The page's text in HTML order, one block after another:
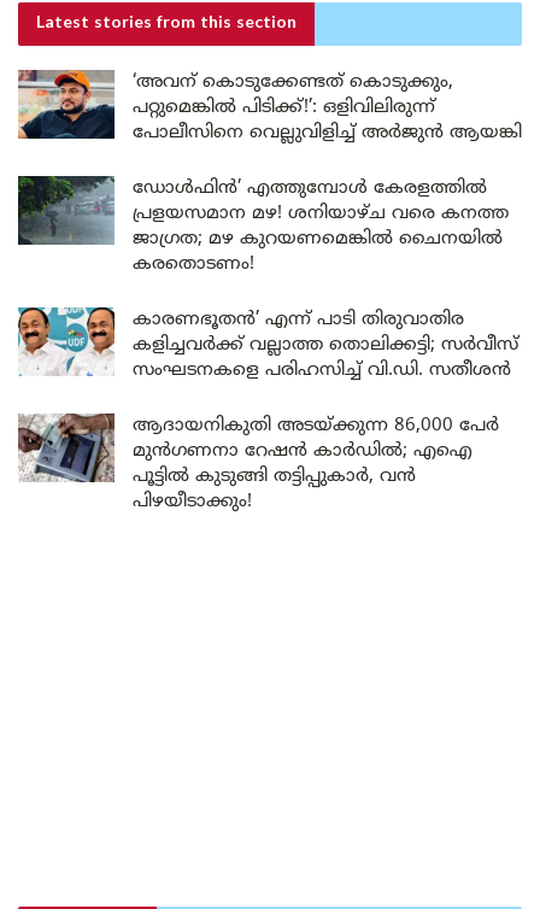
Latest stories from this section
‘അവന് കൊടുക്കേണ്ടത് കൊടുക്കും,
പറ്റുമെങ്കിൽ പിടിക്ക്!’: ഒളിവിലിരുന്ന്
പോലീസിനെ വെല്ലുവിളിച്ച് അർജുൻ ആയങ്കി
ഡോൾഫിൻ’ എത്തുമ്പോൾ കേരളത്തിൽ
പ്രളയസമാന മഴ! ശനിയാഴ്ച വരെ കനത്ത
ജാഗ്രത; മഴ കുറയണമെങ്കിൽ ചൈനയിൽ
കരതൊടണം!
കാരണഭൂതൻ’ എന്ന് പാടി തിരുവാതിര
കളിച്ചവർക്ക് വല്ലാത്ത തൊലിക്കട്ടി; സർവീസ്
സംഘടനകളെ പരിഹസിച്ച് വി.ഡി. സതീശൻ
ആദായനികുതി അടയ്ക്കുന്ന 86,000 പേർ
മുൻഗണനാ റേഷൻ കാർഡിൽ; എഐ
പൂട്ടിൽ കുടുങ്ങി തട്ടിപ്പുകാർ, വൻ
പിഴയീടാക്കും!